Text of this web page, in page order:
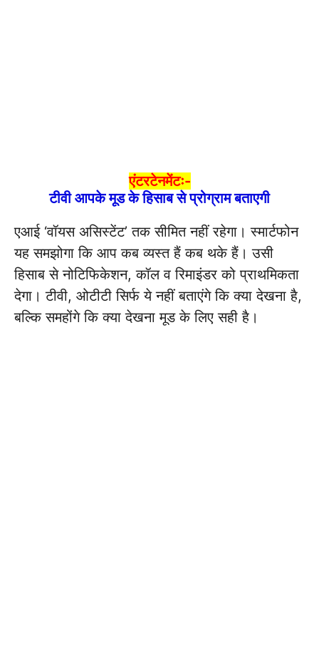
एंटरटेनमेंटः-
टीवी आपके मूड के हिसाब से प्रोग्राम बताएगी
एआई ‘वॉयस असिस्टेंट’ तक सीमित नहीं रहेगा। स्मार्टफोन
यह समझोगा कि आप कब व्यस्त हैं कब थके हैं। उसी
हिसाब से नोटिफिकेशन, कॉल व रिमाइंडर को प्राथमिकता
देगा। टीवी, ओटीटी सिर्फ ये नहीं बताएंगे कि क्या देखना है,
बल्कि समहोंगे कि क्या देखना मूड के लिए सही है।